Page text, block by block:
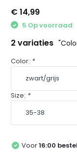
€ 14,99
5 Op voorraad
2 variaties
Color: *
Size: *
Voor16:00